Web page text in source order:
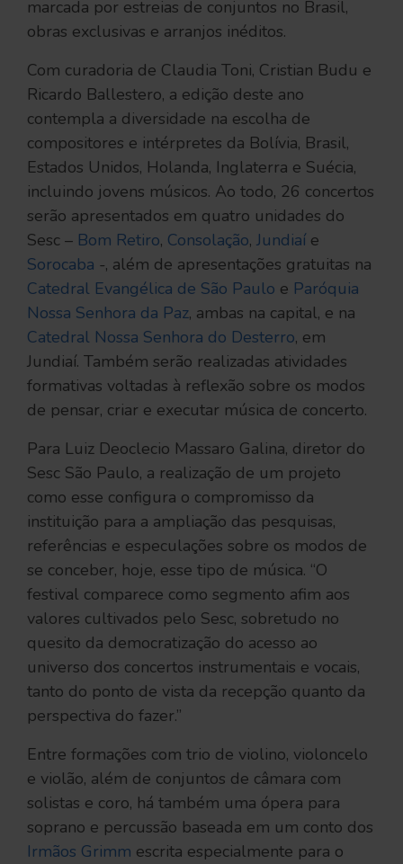
marcada por estreias de conjuntos no Brasil,
obras exclusivas e arranjos inéditos.
Com curadoria de Claudia Toni, Cristian Budu e
Ricardo Ballestero, a edição deste ano
contempla a diversidade na escolha de
compositores e intérpretes da Bolívia, Brasil,
Estados Unidos, Holanda, Inglaterra e Suécia,
incluindo jovens músicos. Ao todo, 26 concertos
serão apresentados em quatro unidades do
Sesc – Bom Retiro, Consolação, Jundiaí e
Sorocaba -, além de apresentações gratuitas na
Catedral Evangélica de São Paulo e Paróquia
Nossa Senhora da Paz, ambas na capital, e na
Catedral Nossa Senhora do Desterro, em
Jundiaí. Também serão realizadas atividades
formativas voltadas à reflexão sobre os modos
de pensar, criar e executar música de concerto.
Para Luiz Deoclecio Massaro Galina, diretor do
Sesc São Paulo, a realização de um projeto
como esse configura o compromisso da
instituição para a ampliação das pesquisas,
referências e especulações sobre os modos de
se conceber, hoje, esse tipo de música. “O
festival comparece como segmento afim aos
valores cultivados pelo Sesc, sobretudo no
quesito da democratização do acesso ao
universo dos concertos instrumentais e vocais,
tanto do ponto de vista da recepção quanto da
perspectiva do fazer.”
Entre formações com trio de violino, violoncelo
e violão, além de conjuntos de câmara com
solistas e coro, há também uma ópera para
soprano e percussão baseada em um conto dos
Irmãos Grimm escrita especialmente para o